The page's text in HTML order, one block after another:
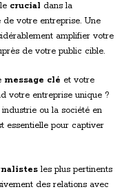
crucial dans la
votre entreprise. Une
amplifier votre
de votre public cible.
message clé et votre
votre entreprise unique ?
ou la société en
essentielle pour captiver
les plus pertinents
des relations avec